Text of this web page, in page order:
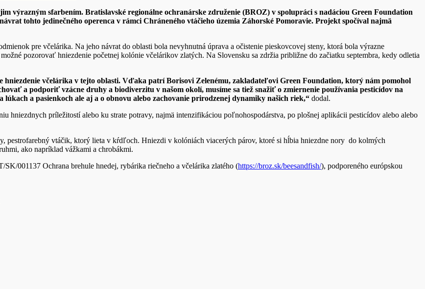
výrazným sfarbením. Bratislavské regionálne ochranárske združenie (BROZ) v spolupráci s nadáciou Green Foundation
tohto jedinečného operenca v rámci Chráneného vtáčieho územia Záhorské Pomoravie. Projekt spočíval najmä
pre včelárika. Na jeho návrat do oblasti bola nevyhnutná úprava a očistenie pieskovcovej steny, ktorá bola výrazne
pozorovať hniezdenie početnej kolónie včelárikov zlatých. Na Slovensku sa zdržia približne do začiatku septembra, kedy odletia
hniezdenie včelárika v tejto oblasti. Vďaka patrí Borisovi Zelenému, zakladateľovi Green Foundation, ktorý nám pomohol
a podporiť vzácne druhy a biodiverzitu v našom okolí, musíme sa tiež snažiť o zmiernenie používania pesticídov na
a pasienkoch ale aj a o obnovu alebo zachovanie prirodzenej dynamiky našich riek,“ dodal.
hniezdnych príležitostí alebo ku strate potravy, najmä intenzifikáciou poľnohospodárstva, po plošnej aplikácii pesticídov alebo alebo
pestrofarebný vtáčik, ktorý lieta v kŕdľoch. Hniezdi v kolóniách viacerých párov, ktoré si hĺbia hniezdne nory do kolmých
ako napríklad vážkami a chrobákmi.
001137 Ochrana brehule hnedej, rybárika riečneho a včelárika zlatého (https://broz.sk/beesandfish/), podporeného európskou